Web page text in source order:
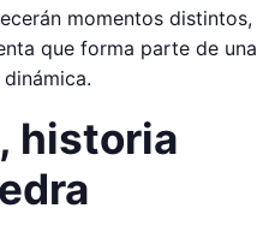
momentos distintos,
que forma parte de una
historia